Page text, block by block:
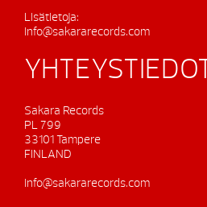
Lisätietoja:
info@sakararecords.com
YHTEYSTIEDOT
Sakara Records
PL 799
33101 Tampere
FINLAND
info@sakararecords.com